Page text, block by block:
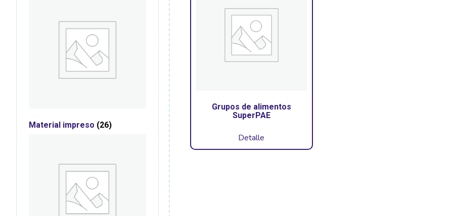
Material impreso (26)
Grupos de alimentos
SuperPAE
Detalle